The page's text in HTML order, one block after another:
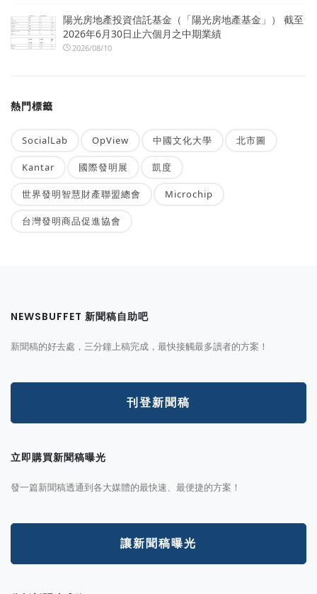
陽光房地產投資信託基金（「陽光房地產基金」） 截至
2026年6月30日止六個月之中期業績
2026/08/10
熱門標籤
SocialLab OpView 中國文化大學 北市圖
Kantar 國際發明展 凱度
世界發明智慧財產聯盟總會 Microchip
台灣發明商品促進協會
NEWSBUFFET 新聞稿自助吧
新聞稿的好去處，三分鐘上稿完成，最快接觸最多讀者的方案！
刊登新聞稿
立即購買新聞稿曝光
發一篇新聞稿透通到各大媒體的最快速、最便捷的方案！
讓新聞稿曝光